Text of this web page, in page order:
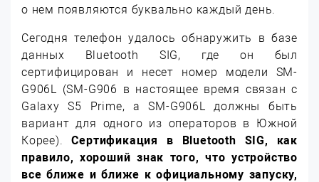
о нем появляются буквально каждый день.
Сегодня телефон удалось обнаружить в базе
данных Bluetooth SIG, где он был
сертифицирован и несет номер модели SM-
G906L (SM-G906 в настоящее время связан с
Galaxy S5 Prime, а SM-G906L должны быть
вариант для одного из операторов в Южной
Корее).Сертификация в Bluetooth SIG, как
правило, хороший знак того, что устройство
все ближе и ближе к официальному запуску,